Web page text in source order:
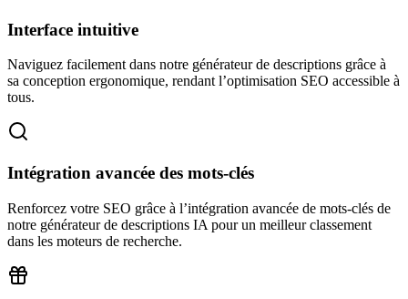
Interface intuitive
Naviguez facilement dans notre générateur de descriptions grâce à
sa conception ergonomique, rendant l’optimisation SEO accessible à
tous.
Intégration avancée des mots-clés
Renforcez votre SEO grâce à l’intégration avancée de mots-clés de
notre générateur de descriptions IA pour un meilleur classement
dans les moteurs de recherche.